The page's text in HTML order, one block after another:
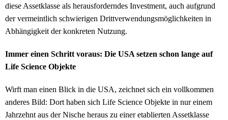
diese Assetklasse als herausforderndes Investment, auch aufgrund
der vermeintlich schwierigen Drittverwendungsmöglichkeiten in
Abhängigkeit der konkreten Nutzung.
Immer einen Schritt voraus: Die USA setzen schon lange auf
Life Science Objekte
Wirft man einen Blick in die USA, zeichnet sich ein vollkommen
anderes Bild: Dort haben sich Life Science Objekte in nur einem
Jahrzehnt aus der Nische heraus zu einer etablierten Assetklasse